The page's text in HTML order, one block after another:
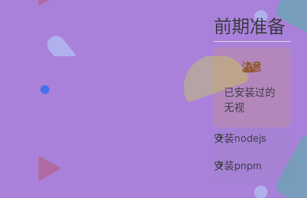
前期准备
注意
已安装过的
无视
安装nodejs
安装pnpm